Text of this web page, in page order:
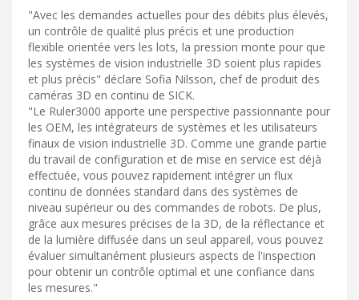
"Avec les demandes actuelles pour des débits plus élevés,
un contrôle de qualité plus précis et une production
flexible orientée vers les lots, la pression monte pour que
les systèmes de vision industrielle 3D soient plus rapides
et plus précis" déclare Sofia Nilsson, chef de produit des
caméras 3D en continu de SICK.
"Le Ruler3000 apporte une perspective passionnante pour
les OEM, les intégrateurs de systèmes et les utilisateurs
finaux de vision industrielle 3D. Comme une grande partie
du travail de configuration et de mise en service est déjà
effectuée, vous pouvez rapidement intégrer un flux
continu de données standard dans des systèmes de
niveau supérieur ou des commandes de robots. De plus,
grâce aux mesures précises de la 3D, de la réflectance et
de la lumière diffusée dans un seul appareil, vous pouvez
évaluer simultanément plusieurs aspects de l'inspection
pour obtenir un contrôle optimal et une confiance dans
les mesures."